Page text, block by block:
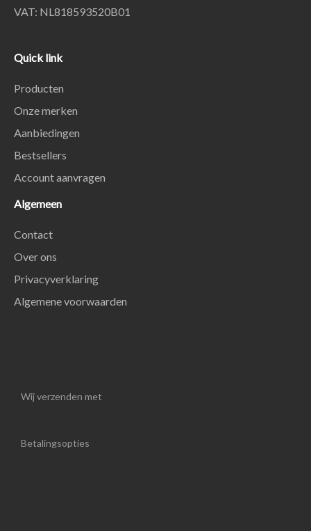
VAT: NL818593520B01
Quick link
Producten
Onze merken
Aanbiedingen
Bestsellers
Account aanvragen
Algemeen
Contact
Over ons
Privacyverklaring
Algemene voorwaarden
Wij verzenden met
Betalingsopties